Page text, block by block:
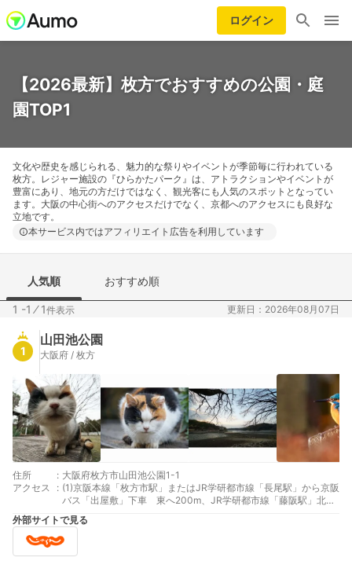
ログイン
【2026最新】枚方でおすすめの公園・庭
園TOP1
文化や歴史を感じられる、魅力的な祭りやイベントが季節毎に行われている
枚方。レジャー施設の『ひらかたパーク』は、アトラクションやイベントが
豊富にあり、地元の方だけではなく、観光客にも人気のスポットとなってい
ます。大阪の中心街へのアクセスだけでなく、京都へのアクセスにも良好な
立地です。
本サービス内ではアフィリエイト広告を利用しています
人気順 おすすめ順
1 -1 ⁄1件表示 更新日：2026年08月07日
1
山田池公園
大阪府 / 枚方
住所 : 大阪府枚方市山田池公園1-1
アクセス
: (1)京阪本線「枚方市駅」またはJR学研都市線「長尾駅」から京阪
バス「出屋敷」下車 東へ200m、JR学研都市線「藤阪駅」北西
へ700m
外部サイトで見る